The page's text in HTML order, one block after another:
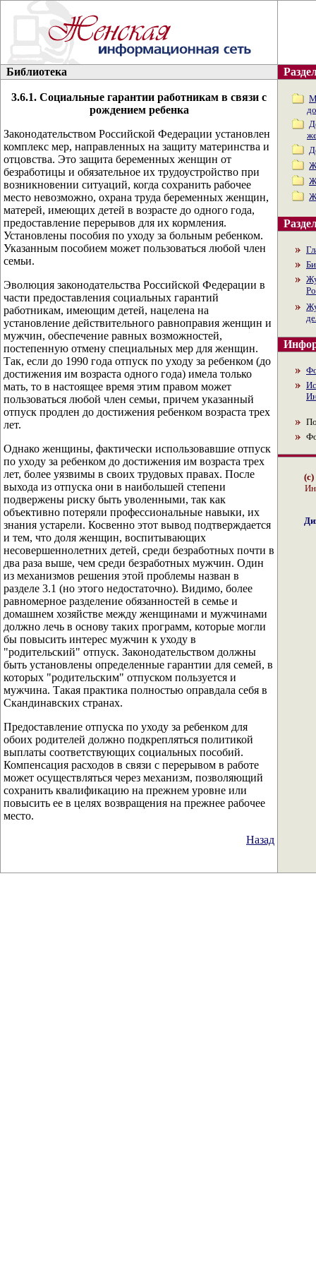
Библиотека
3.6.1. Социальные гарантии работникам в связи с
рождением ребенка
Законодательством Российской Федерации установлен
комплекс мер, направленных на защиту материнства и
отцовства. Это защита беременных женщин от
безработицы и обязательное их трудоустройство при
возникновении ситуаций, когда сохранить рабочее
место невозможно, охрана труда беременных женщин,
матерей, имеющих детей в возрасте до одного года,
предоставление перерывов для их кормления.
Установлены пособия по уходу за больным ребенком.
Указанным пособием может пользоваться любой член
семьи.
Эволюция законодательства Российской Федерации в
части предоставления социальных гарантий
работникам, имеющим детей, нацелена на
установление действительного равноправия женщин и
мужчин, обеспечение равных возможностей,
постепенную отмену специальных мер для женщин.
Так, если до 1990 года отпуск по уходу за ребенком (до
достижения им возраста одного года) имела только
мать, то в настоящее время этим правом может
пользоваться любой член семьи, причем указанный
отпуск продлен до достижения ребенком возраста трех
лет.
Однако женщины, фактически использовавшие отпуск
по уходу за ребенком до достижения им возраста трех
лет, более уязвимы в своих трудовых правах. После
выхода из отпуска они в наибольшей степени
подвержены риску быть уволенными, так как
объективно потеряли профессиональные навыки, их
знания устарели. Косвенно этот вывод подтверждается
и тем, что доля женщин, воспитывающих
несовершеннолетних детей, среди безработных почти в
два раза выше, чем среди безработных мужчин. Один
из механизмов решения этой проблемы назван в
разделе 3.1 (но этого недостаточно). Видимо, более
равномерное разделение обязанностей в семье и
домашнем хозяйстве между женщинами и мужчинами
должно лечь в основу таких программ, которые могли
бы повысить интерес мужчин к уходу в
"родительский" отпуск. Законодательством должны
быть установлены определенные гарантии для семей, в
которых "родительским" отпуском пользуется и
мужчина. Такая практика полностью оправдала себя в
Скандинавских странах.
Предоставление отпуска по уходу за ребенком для
обоих родителей должно подкрепляться политикой
выплаты соответствующих социальных пособий.
Компенсация расходов в связи с перерывом в работе
может осуществляться через механизм, позволяющий
сохранить квалификацию на прежнем уровне или
повысить ее в целях возвращения на прежнее рабочее
место.
Назад